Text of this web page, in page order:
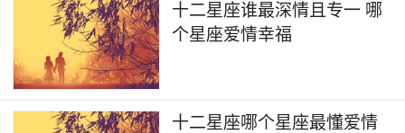
十二星座谁最深情且专一 哪
个星座爱情幸福
十二星座哪个星座最懂爱情